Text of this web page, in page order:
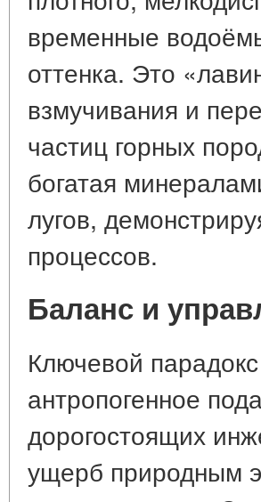
временные
оттенка. Это
взмучивания и
частиц горных
богатая
лугов,
процессов.
Баланс и
Ключевой
антропогенное
дорогостоящих
ущерб природным